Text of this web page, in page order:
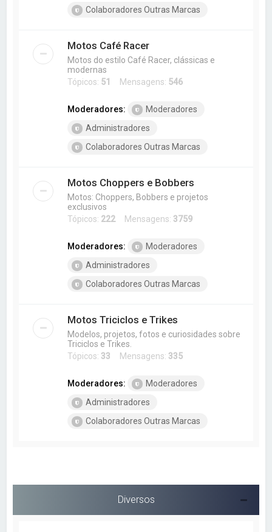
Colaboradores Outras Marcas
Motos Café Racer
Motos do estilo Café Racer, clássicas e
modernas
Tópicos: 51 Mensagens: 546
Moderadores:
Moderadores
Administradores
Colaboradores Outras Marcas
Motos Choppers e Bobbers
Motos: Choppers, Bobbers e projetos
exclusivos
Tópicos: 222Mensagens: 3759
Moderadores:
Moderadores
Administradores
Colaboradores Outras Marcas
Motos Triciclos e Trikes
Modelos, projetos, fotos e curiosidades sobre
Triciclos e Trikes.
Tópicos: 33 Mensagens: 335
Moderadores:
Moderadores
Administradores
Colaboradores Outras Marcas
Diversos